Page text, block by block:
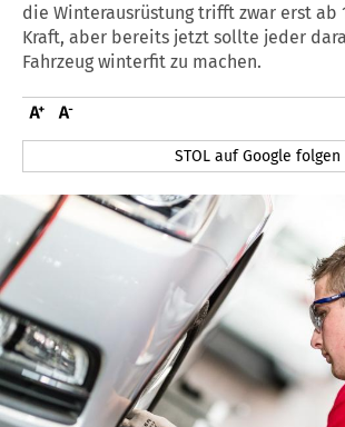
die Winterausrüstung trifft zwar erst ab
Kraft, aber bereits jetzt sollte jeder
Fahrzeug winterfit zu machen.
STOL auf Google folgen